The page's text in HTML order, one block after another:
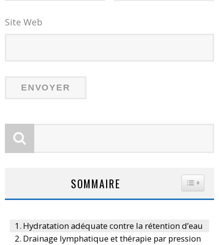
Site Web
SOMMAIRE
Hydratation adéquate contre la rétention d’eau
Drainage lymphatique et thérapie par pression